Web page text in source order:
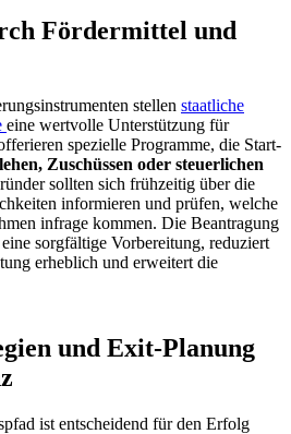
Fördermittel und
stellen staatliche
eine wertvolle Unterstützung für
spezielle Programme, die Start-
Zuschüssen oder steuerlichen
sollten sich frühzeitig über die
informieren und prüfen, welche
infrage kommen. Die Beantragung
sorgfältige Vorbereitung, reduziert
erheblich und erweitert die
und Exit-Planung
ist entscheidend für den Erfolg